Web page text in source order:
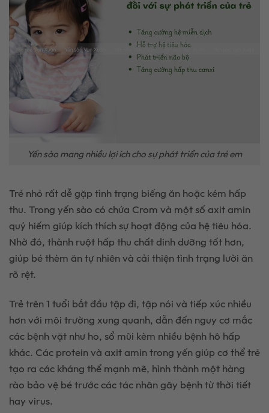
Yến sào mang nhiều lợi ích cho sự phát triển của trẻ em
Trẻ nhỏ rất dễ gặp tình trạng biếng ăn hoặc kém hấp
thu. Trong yến sào có chứa Crom và một số axit amin
quý hiếm giúp kích thích sự hoạt động của hệ tiêu hóa.
Nhờ đó, thành ruột hấp thu chất dinh dưỡng tốt hơn,
giúp bé thèm ăn tự nhiên và cải thiện tình trạng lười ăn
rõ rệt.
Trẻ trên 1 tuổi bắt đầu tập đi, tập nói và tiếp xúc nhiều
hơn với môi trường xung quanh, dẫn đến nguy cơ mắc
các bệnh vặt như ho, sổ mũi kèm nhiều bệnh hô hấp
khác. Các protein và axit amin trong yến giúp cơ thể trẻ
tạo ra các kháng thể mạnh mẽ, hình thành một hàng
rào bảo vệ bé trước các tác nhân gây bệnh từ thời tiết
hay virus.